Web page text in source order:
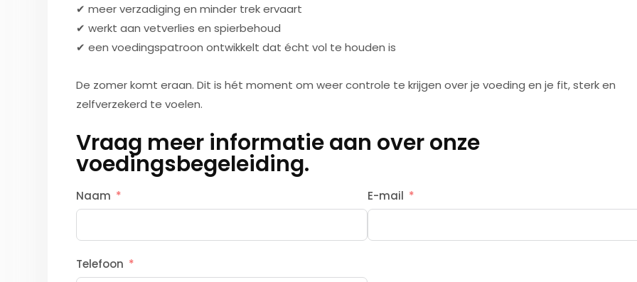
✔ meer verzadiging en minder trek ervaart
✔ werkt aan vetverlies en spierbehoud
✔ een voedingspatroon ontwikkelt dat écht vol te houden is
De zomer komt eraan. Dit is hét moment om weer controle te krijgen over je voeding en je fit, sterk en
zelfverzekerd te voelen.
Vraag meer informatie aan over onze
voedingsbegeleiding.
Naam
Telefoon
E-mail